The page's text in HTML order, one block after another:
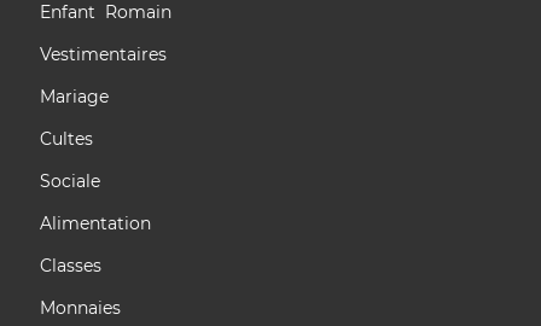
Enfant Romain
Vestimentaires
Mariage
Cultes
Sociale
Alimentation
Classes
Monnaies